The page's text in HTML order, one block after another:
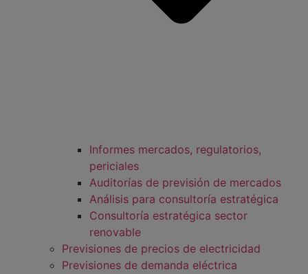
Informes mercados, regulatorios,
periciales
Auditorías de previsión de mercados
Análisis para consultoría estratégica
Consultoría estratégica sector
renovable
Previsiones de precios de electricidad
Previsiones de demanda eléctrica